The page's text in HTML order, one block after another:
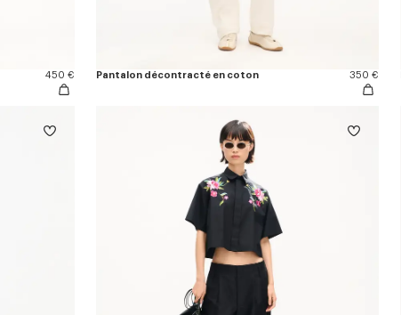
450 € Pantalon décontracté en coton 350 €